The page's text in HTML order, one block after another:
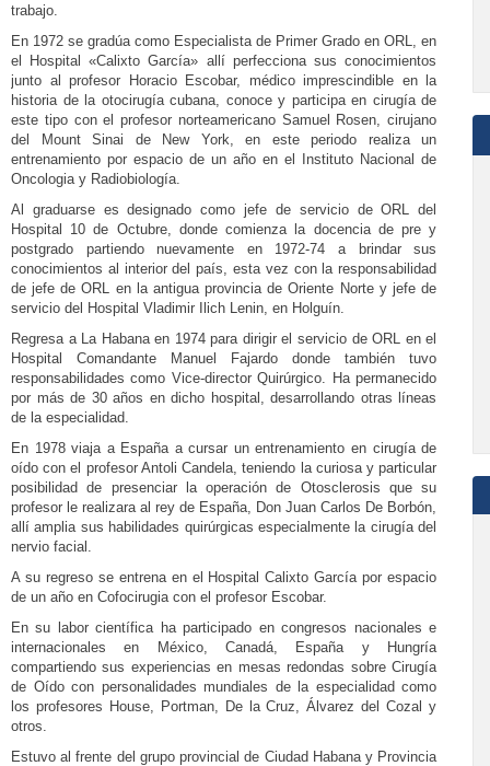
trabajo.
En 1972 se gradúa como Especialista de Primer Grado en ORL, en
el Hospital «Calixto García» allí perfecciona sus conocimientos
junto al profesor Horacio Escobar, médico imprescindible en la
historia de la otocirugía cubana, conoce y participa en cirugía de
este tipo con el profesor norteamericano Samuel Rosen, cirujano
del Mount Sinai de New York, en este periodo realiza un
entrenamiento por espacio de un año en el Instituto Nacional de
Oncologia y Radiobiología.
Al graduarse es designado como jefe de servicio de ORL del
Hospital 10 de Octubre, donde comienza la docencia de pre y
postgrado partiendo nuevamente en 1972-74 a brindar sus
conocimientos al interior del país, esta vez con la responsabilidad
de jefe de ORL en la antigua provincia de Oriente Norte y jefe de
servicio del Hospital Vladimir Ilich Lenin, en Holguín.
Regresa a La Habana en 1974 para dirigir el servicio de ORL en el
Hospital Comandante Manuel Fajardo donde también tuvo
responsabilidades como Vice-director Quirúrgico. Ha permanecido
por más de 30 años en dicho hospital, desarrollando otras líneas
de la especialidad.
En 1978 viaja a España a cursar un entrenamiento en cirugía de
oído con el profesor Antoli Candela, teniendo la curiosa y particular
posibilidad de presenciar la operación de Otosclerosis que su
profesor le realizara al rey de España, Don Juan Carlos De Borbón,
allí amplia sus habilidades quirúrgicas especialmente la cirugía del
nervio facial.
A su regreso se entrena en el Hospital Calixto García por espacio
de un año en Cofocirugia con el profesor Escobar.
En su labor científica ha participado en congresos nacionales e
internacionales en México, Canadá, España y Hungría
compartiendo sus experiencias en mesas redondas sobre Cirugía
de Oído con personalidades mundiales de la especialidad como
los profesores House, Portman, De la Cruz, Álvarez del Cozal y
otros.
Estuvo al frente del grupo provincial de Ciudad Habana y Provincia